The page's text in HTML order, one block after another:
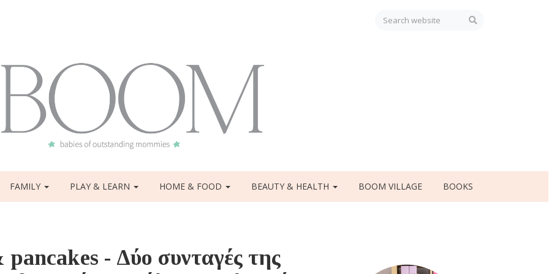
FAMILY PLAY & LEARN HOME & FOOD BEAUTY & HEALTH BOOM VILLAGE BOOKS
- Δύο συνταγές της